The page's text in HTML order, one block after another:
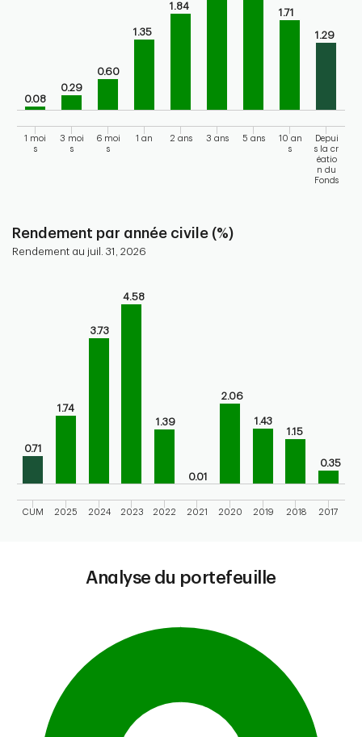
The chart has 1 X axis displaying categories.
The chart has 1 Y axis displaying values. Range: 0 to 3.
0.08
0.29
0.60
1.35
1.84
1.71
1.29
1 moi
s
3 moi
s
6 moi
s
1 an 2 ans 3 ans 5 ans
10 an
s
Depui
s la cr
éatio
n du
Fonds
Rendement par année civile (%)
Rendement au juil. 31, 2026
Bar chart with 10 bars.
The chart has 1 X axis displaying categories.
0.71
1.74
3.73
4.58
1.39
0.01
2.06
1.43
1.15
0.35
CUM 2025 2024 2023 2022 2021 2020 2019 2018 2017
Analyse du portefeuille
Pie chart with 1 slice.
This is a portfolio analysis pie chart